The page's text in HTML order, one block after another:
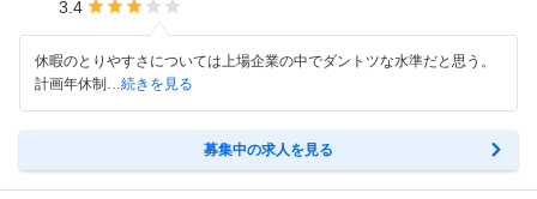
3.4
休暇のとりやすさについては上場企業の中でダントツな水準だと思う。
計画年休制 …続きを見る
募集中の求人を見る